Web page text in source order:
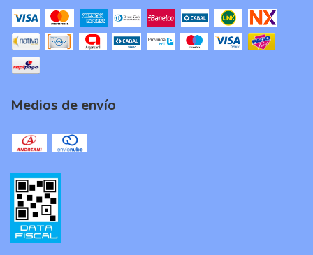
Medios de envío